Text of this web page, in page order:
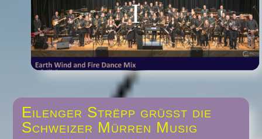
Eilenger Strëpp grüsst die
Schweizer Mürren Musig